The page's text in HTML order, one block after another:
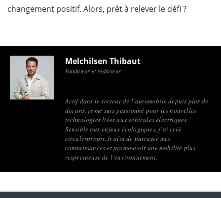
changement positif. Alors, prêt à relever le défi ?
Melchilsen Thibaut
Fondateur et rédacteur
Actif dans le secteur de l’automobile depuis plus de
dix ans, je me suis passionné pour les nouvelles
technologies liées aux véhicules électriques.
Sensible aux enjeux écologiques, j’ai créé
circulerpropre.fr afin de partager mes
connaissances et promouvoir une mobilité plus
respectueuse de l’environnement.